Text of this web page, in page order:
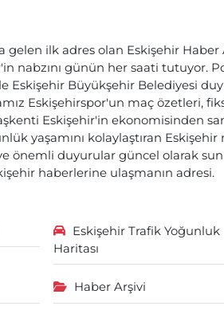
ilk adres olan Eskişehir Haber
nabzını günün her saati tutuyor.
Eskişehir Büyükşehir Belediyesi
Eskişehirspor'un maç özetleri,
Eskişehir'in ekonomisinden
yaşamını kolaylaştıran Eskişehir
önemli duyurular güncel olarak
haberlerine ulaşmanın adresi.
Eskişehir Trafik Yoğunluk
Haritası
Haber Arşivi